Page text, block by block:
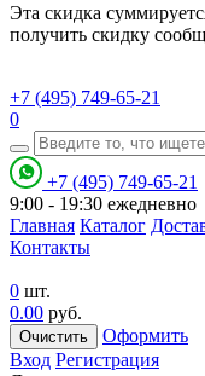
Эта скидка
получить скидку
+7 (495) 749-65-21
0
+7 (495) 749-65-21
9:00 - 19:30 ежедневно
Главная Каталог
Контакты
0 шт.
0.00 руб.
Очистить
Оформить
Вход Регистрация